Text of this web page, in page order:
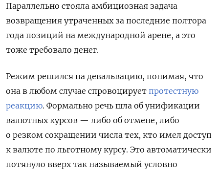
Параллельно стояла амбициозная задача
возвращения утраченных за последние полтора
года позиций на международной арене, а это
тоже требовало денег.
Режим решился на девальвацию, понимая, что
она в любом случае спровоцирует протестную
реакцию. Формально речь шла об унификации
валютных курсов — либо об отмене, либо
о резком сокращении числа тех, кто имел доступ
к валюте по льготному курсу. Это автоматически
потянуло вверх так называемый условно